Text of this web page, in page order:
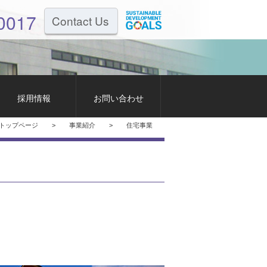
Contact Us
採用情報 お問い合わせ
ップページ > 事業紹介 > 住宅事業